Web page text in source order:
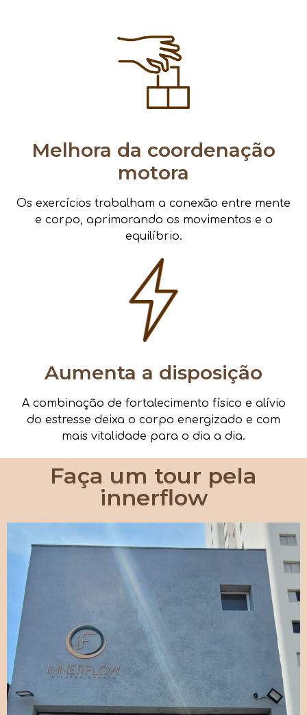
Melhora da coordenação
motora
Os exercícios trabalham a conexão entre mente
e corpo, aprimorando os movimentos e o
equilíbrio.
Aumenta a disposição
A combinação de fortalecimento físico e alívio
do estresse deixa o corpo energizado e com
mais vitalidade para o dia a dia.
Faça um tour pela
innerflow